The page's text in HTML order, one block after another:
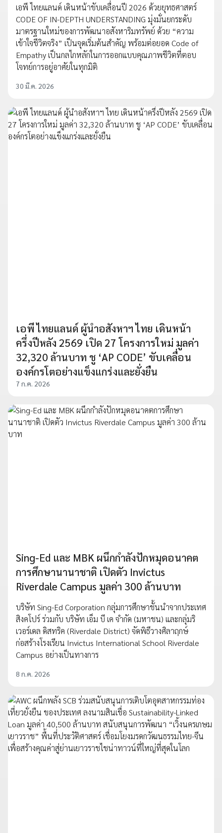
เอพี ไทยแลนด์ เดินหน้าขับเคลื่อนปี 2026 ด้วยยุทธศาสตร์
CODE OF IN-DEPTH UNDERSTANDING มุ่งมั่นยกระดับ
มาตรฐานใหม่ของการพัฒนาอสังหาริมทรัพย์ ด้วย “ความ
เข้าใจชีวิตจริง” เป็นจุดเริ่มต้นสำคัญ พร้อมต่อยอด Code of
Empathy เป็นกลไกหลักในการออกแบบคุณภาพชีวิตที่ตอบ
โจทย์การอยู่อาศัยในทุกมิติ
30 มี.ค. 2026
เอพี ไทยแลนด์ ผู้นำอสังหาฯ ไทย เดินหน้า
ครึ่งปีหลัง 2569 เปิด 27 โครงการใหม่ มูลค่า
32,320 ล้านบาท ชู ‘AP CODE’ ขับเคลื่อน
องค์กรโตอย่างแข็งแกร่งและยั่งยืน
7 ก.ค. 2026
Sing-Ed และ MBK ผนึกกำลังปักหมุดอนาคต
การศึกษานานาชาติ เปิดตัว Invictus
Riverdale Campus มูลค่า 300 ล้านบาท
บริษัท Sing-Ed Corporation กลุ่มการศึกษาชั้นนำจากประเทศ
สิงคโปร์ ร่วมกับ บริษัท เอ็ม บี เค จำกัด (มหาชน) และกลุ่มริ
เวอร์เดล ดิสทริค (Riverdale District) จัดพิธีวางศิลาฤกษ์
ก่อสร้างโรงเรียน Invictus International School Riverdale
Campus อย่างเป็นทางการ
8 ก.ค. 2026